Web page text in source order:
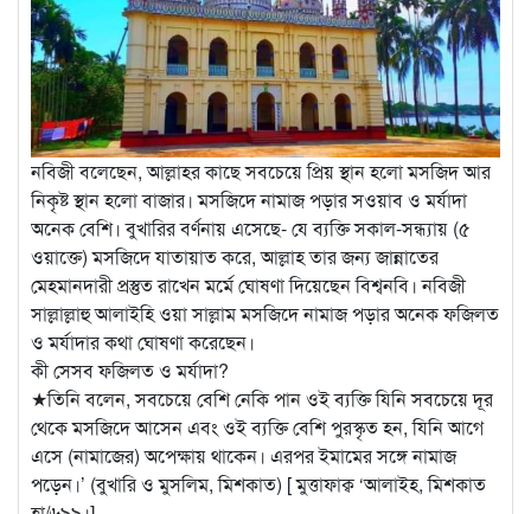
নবিজী বলেছেন, আল্লাহর কাছে সবচেয়ে প্রিয় স্থান হলো মসজিদ আর
নিকৃষ্ট স্থান হলো বাজার। মসজিদে নামাজ পড়ার সওয়াব ও মর্যাদা
অনেক বেশি। বুখারির বর্ণনায় এসেছে- যে ব্যক্তি সকাল-সন্ধ্যায় (৫
ওয়াক্তে) মসজিদে যাতায়াত করে, আল্লাহ তার জন্য জান্নাতের
মেহমানদারী প্রস্তুত রাখেন মর্মে ঘোষণা দিয়েছেন বিশ্বনবি। নবিজী
সাল্লাল্লাহু আলাইহি ওয়া সাল্লাম মসজিদে নামাজ পড়ার অনেক ফজিলত
ও মর্যাদার কথা ঘোষণা করেছেন।
কী সেসব ফজিলত ও মর্যাদা?
★তিনি বলেন, সবচেয়ে বেশি নেকি পান ওই ব্যক্তি যিনি সবচেয়ে দূর
থেকে মসজিদে আসেন এবং ওই ব্যক্তি বেশি পুরস্কৃত হন, যিনি আগে
এসে (নামাজের) অপেক্ষায় থাকেন। এরপর ইমামের সঙ্গে নামাজ
পড়েন।’ (বুখারি ও মুসলিম, মিশকাত) [ মুত্তাফাক্ব ‘আলাইহ, মিশকাত